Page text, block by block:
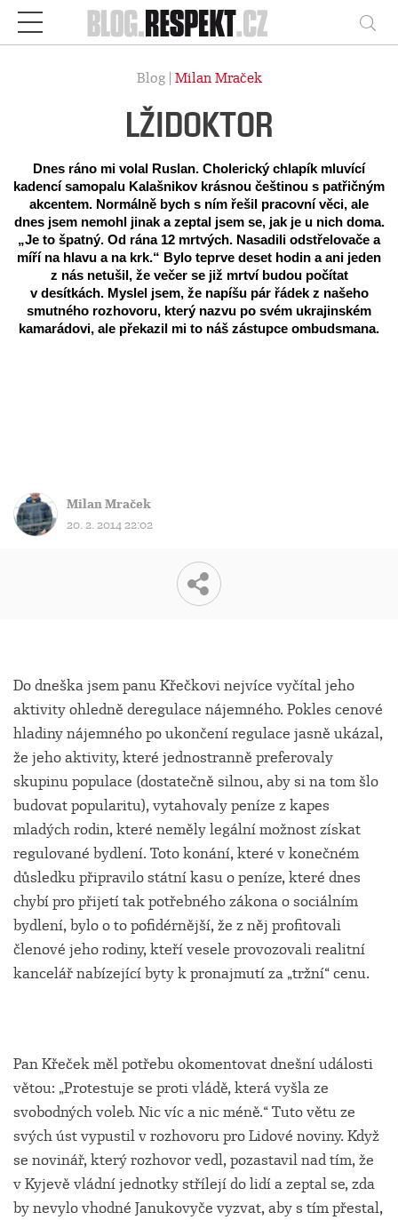
Respekt
Blog | Milan Mraček
LŽIDOKTOR
Dnes ráno mi volal Ruslan. Cholerický chlapík mluvící
kadencí samopalu Kalašnikov krásnou češtinou s patřičným
akcentem. Normálně bych s ním řešil pracovní věci, ale
dnes jsem nemohl jinak a zeptal jsem se, jak je u nich doma.
„Je to špatný. Od rána 12 mrtvých. Nasadili odstřelovače a
míří na hlavu a na krk.“ Bylo teprve deset hodin a ani jeden
z nás netušil, že večer se již mrtví budou počítat
v desítkách. Myslel jsem, že napíšu pár řádek z našeho
smutného rozhovoru, který nazvu po svém ukrajinském
kamarádovi, ale překazil mi to náš zástupce ombudsmana.
Milan Mraček
20. 2. 2014 22:02
Do dneška jsem panu Křečkovi nejvíce vyčítal jeho
aktivity ohledně deregulace nájemného. Pokles cenové
hladiny nájemného po ukončení regulace jasně ukázal,
že jeho aktivity, které jednostranně preferovaly
skupinu populace (dostatečně silnou, aby si na tom šlo
budovat popularitu), vytahovaly peníze z kapes
mladých rodin, které neměly legální možnost získat
regulované bydlení. Toto konání, které v konečném
důsledku připravilo státní kasu o peníze, které dnes
chybí pro přijetí tak potřebného zákona o sociálním
bydlení, bylo o to pofidérnější, že z něj profitovali
členové jeho rodiny, kteří vesele provozovali realitní
kancelář nabízející byty k pronajmutí za „tržní“ cenu.
Pan Křeček měl potřebu okomentovat dnešní události
větou: „Protestuje se proti vládě, která vyšla ze
svobodných voleb. Nic víc a nic méně.“ Tuto větu ze
svých úst vypustil v rozhovoru pro Lidové noviny. Když
se novinář, který rozhovor vedl, pozastavil nad tím, že
v Kyjevě vládní jednotky střílejí do lidí a zeptal se, zda
by nevylo vhodné Janukovyče vyzvat, aby s tím přestal,